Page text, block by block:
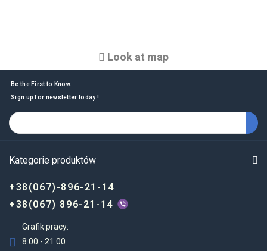
Look at map
Be the First to Know.
Sign up for newsletter today !
Kategorie produktów
+38(067)-896-21-14
+38(067) 896-21-14
Grafik pracy:
8:00 - 21:00